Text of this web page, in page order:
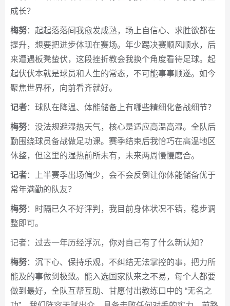
成长？
梅努：起起落落间我愈发成熟，场上自信心、求胜欲都在
提升，想要把进步体现在赛场。年少踢决赛顺风顺水，后
来遭遇板凳蛰伏，这段挫折教会我换个角度看待足球。起
起伏伏本就是球员和人生的常态，不可能事事顺遂。如今
聚焦世界杯，向前看齐就好。
记者：球队在降温、体能储备上有哪些精细化备战细节？
梅努：没法规避湿热天气，核心是适应高温高湿。全队后
勤围绕球员备战做足功课。赛季结束后我恰巧在高温地区
休整，但这里的湿热前所未有，未来两周慢慢磨合。
记者：上半赛季出场偏少，会不会反倒让你体能储备优于
常年满勤的队友？
梅努：时隔已久不好评判，我目前身体状况不错，稳步调
整即可。
记者：过去一年历经浮沉，你对自己有了什么新认知？
梅努：沉下心、保持乐观，不纠结无法掌控的事，把力所
能及的事做到极致。能入选国家队来之不易，每个人都要
做到最好，全队互帮互助、甘愿付出教练口中的 “无名之